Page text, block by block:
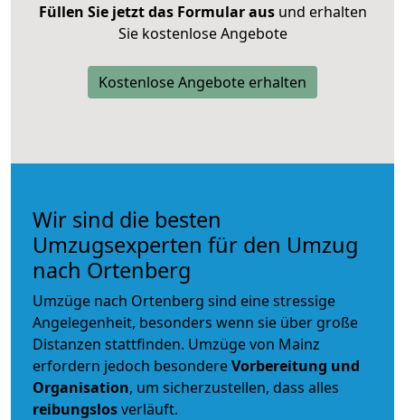
Füllen Sie jetzt das Formular ausund erhalten
Sie kostenlose Angebote
Kostenlose Angebote erhalten
Wir sind die besten
Umzugsexperten für den Umzug
nach Ortenberg
Umzüge nach Ortenberg sind eine stressige
Angelegenheit, besonders wenn sie über große
Distanzen stattfinden. Umzüge von Mainz
erfordern jedoch besondereVorbereitung und
Organisation, um sicherzustellen, dass alles
reibungslosverläuft.